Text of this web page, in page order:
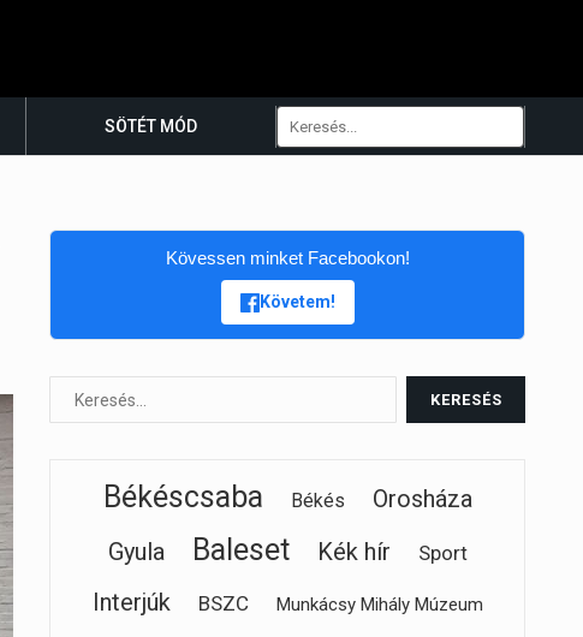
SÖTÉT MÓD
Kövessen minket Facebookon!
Követem!
Békéscsaba Békés
Orosháza
Gyula
Baleset Kék hír Sport
Interjúk BSZC Munkácsy Mihály Múzeum